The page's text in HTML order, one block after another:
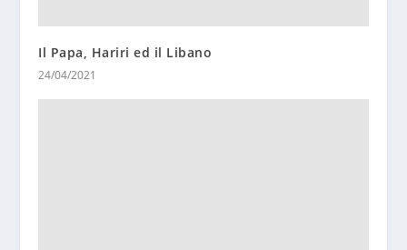
Il Papa, Hariri ed il Libano
24/04/2021